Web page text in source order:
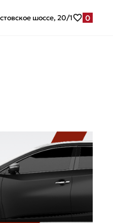
шоссе, 20/1 0